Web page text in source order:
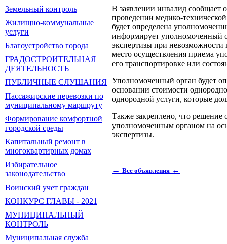
Земельный контроль
Жилищно-коммунальные
услуги
Благоустройство города
ГРАДОСТРОИТЕЛЬНАЯ
ДЕЯТЕЛЬНОСТЬ
ПУБЛИЧНЫЕ СЛУШАНИЯ
Пассажирские перевозки по
муниципальному маршруту
Формирование комфортной
городской среды
Капитальный ремонт в
многоквартирных домах
Избирательное
законодательство
Воинский учет граждан
КОНКУРС ГЛАВЫ - 2021
МУНИЦИПАЛЬНЫЙ
КОНТРОЛЬ
Муниципальная служба
В заявлении инвалид сообщает
проведении медико-
будет определена
информирует уполномоченный
экспертизы при невозможности
место осуществления приема
его транспортировке или
Уполномоченный орган будет
основании стоимости
однородной услуги, которые
Также закреплено, что
уполномоченным органом на
экспертизы.
← Все объявления ←